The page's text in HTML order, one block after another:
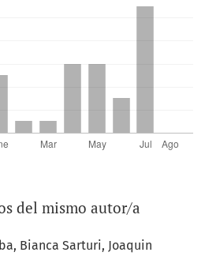
del mismo autor/a
Bianca Sarturi, Joaquin